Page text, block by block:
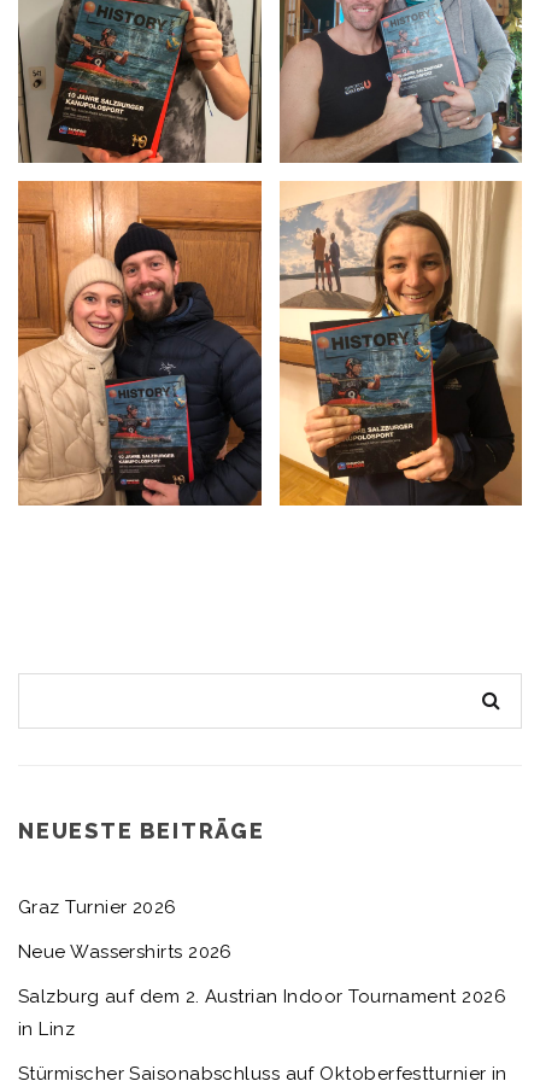
NEUESTE BEITRÄGE
Graz Turnier 2026
Neue Wassershirts 2026
Salzburg auf dem 2. Austrian Indoor Tournament 2026
in Linz
Stürmischer Saisonabschluss auf Oktoberfestturnier in